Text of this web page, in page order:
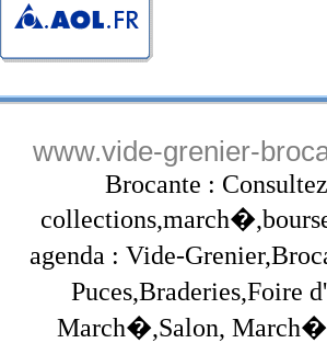
www.vide-grenier-
Brocante :
agenda : Vide-
Puces,Braderies,Foire
March�,Salon,